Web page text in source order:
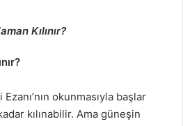
Kılınır?
okunmasıyla başlar
kılınabilir. Ama güneşin